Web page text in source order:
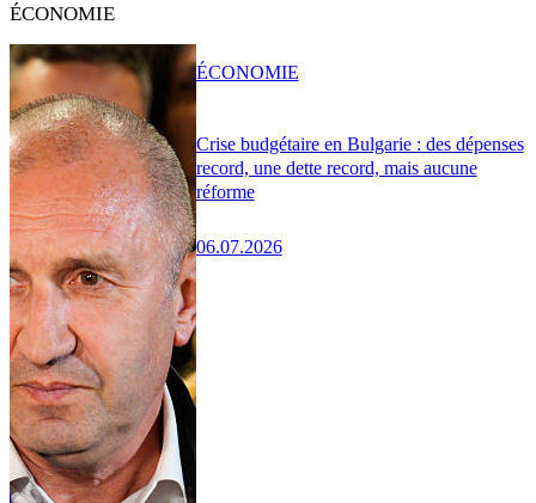
ÉCONOMIE
Crise budgétaire en Bulgarie : des dépenses
record, une dette record, mais aucune
réforme
06.07.2026
ÉCONOMIE